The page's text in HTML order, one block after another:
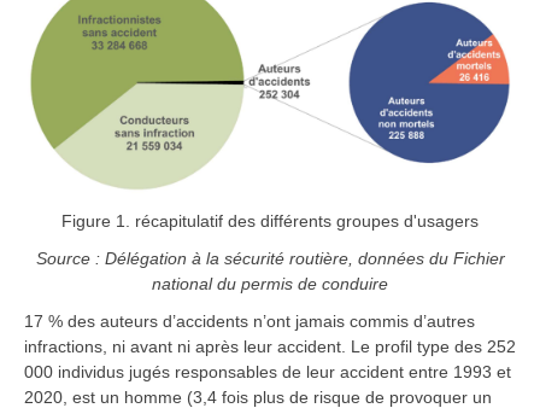
Figure 1. récapitulatif des différents groupes d'usagers
Source : Délégation à la sécurité routière, données du Fichier
national du permis de conduire
17 % des auteurs d’accidents n’ont jamais commis d’autres
infractions, ni avant ni après leur accident. Le profil type des 252
000 individus jugés responsables de leur accident entre 1993 et
2020, est un homme (3,4 fois plus de risque de provoquer un